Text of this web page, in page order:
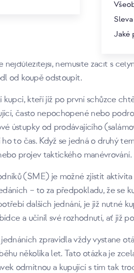
Jaké
opustit svůj záměr
společnost. Lepší v tomto
hlediska bez nutnosti
nejdůležitější, nemusíte začít s
od koupě odstoupit.
kupci, kteří již po první schůzce
často nepochopené nebo
ústupky od prodávajícího
to čas. Když se jedná o druhý
projev taktického manévrování.
(SME) je možné zjistit
– to za předpokladu, že se
dalších jednání, je již nutné
a učinil své rozhodnutí, ať již
zpravidla vždy vystane
několika let. Tato otázka je
odmítnou a kupující s tím tak